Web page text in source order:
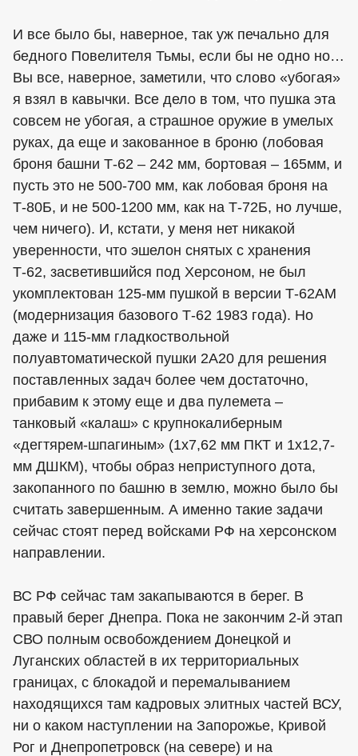
И все было бы, наверное, так уж печально для
бедного Повелителя Тьмы, если бы не одно но…
Вы все, наверное, заметили, что слово «убогая»
я взял в кавычки. Все дело в том, что пушка эта
совсем не убогая, а страшное оружие в умелых
руках, да еще и закованное в броню (лобовая
броня башни Т-62 – 242 мм, бортовая – 165мм, и
пусть это не 500-700 мм, как лобовая броня на
Т-80Б, и не 500-1200 мм, как на Т-72Б, но лучше,
чем ничего). И, кстати, у меня нет никакой
уверенности, что эшелон снятых с хранения
Т-62, засветившийся под Херсоном, не был
укомплектован 125-мм пушкой в версии Т-62АМ
(модернизация базового Т-62 1983 года). Но
даже и 115-мм гладкоствольной
полуавтоматической пушки 2А20 для решения
поставленных задач более чем достаточно,
прибавим к этому еще и два пулемета –
танковый «калаш» с крупнокалиберным
«дегтярем-шпагиным» (1х7,62 мм ПКТ и 1х12,7-
мм ДШКМ), чтобы образ неприступного дота,
закопанного по башню в землю, можно было бы
считать завершенным. А именно такие задачи
сейчас стоят перед войсками РФ на херсонском
направлении.
ВС РФ сейчас там закапываются в берег. В
правый берег Днепра. Пока не закончим 2-й этап
СВО полным освобождением Донецкой и
Луганских областей в их территориальных
границах, с блокадой и перемалыванием
находящихся там кадровых элитных частей ВСУ,
ни о каком наступлении на Запорожье, Кривой
Рог и Днепропетровск (на севере) и на